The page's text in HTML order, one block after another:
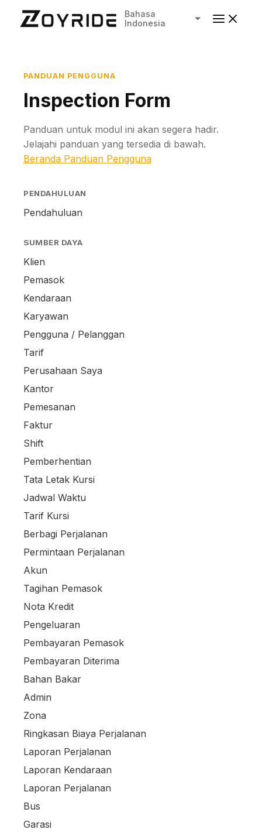
Bahasa
Indonesia
PANDUAN PENGGUNA
Inspection Form
Panduan untuk modul ini akan segera hadir.
Jelajahi panduan yang tersedia di bawah.
Beranda Panduan Pengguna
PENDAHULUAN
Pendahuluan
SUMBER DAYA
Klien
Pemasok
Kendaraan
Karyawan
Pengguna / Pelanggan
Tarif
Perusahaan Saya
Kantor
Pemesanan
Faktur
Shift
Pemberhentian
Tata Letak Kursi
Jadwal Waktu
Tarif Kursi
Berbagi Perjalanan
Permintaan Perjalanan
Akun
Tagihan Pemasok
Nota Kredit
Pengeluaran
Pembayaran Pemasok
Pembayaran Diterima
Bahan Bakar
Admin
Zona
Ringkasan Biaya Perjalanan
Laporan Perjalanan
Laporan Kendaraan
Laporan Perjalanan
Bus
Garasi